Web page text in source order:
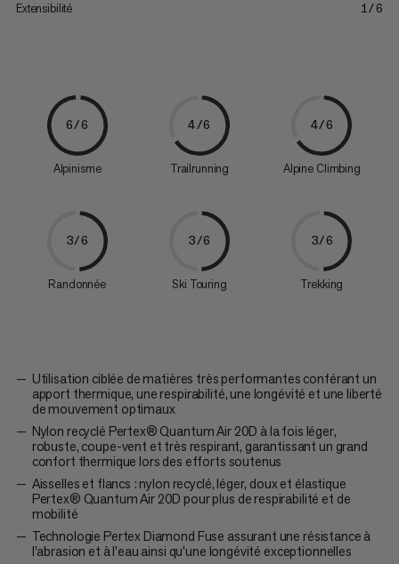
Extensibilité 1/6
6/6
Alpinisme
4/6
Trailrunning
4/6
Alpine Climbing
3/6
Randonnée
3/6
Ski Touring
3/6
Trekking
Utilisation ciblée de matières très performantes conférant un
apport thermique, une respirabilité, une longévité et une liberté
de mouvement optimaux
Nylon recyclé Pertex® Quantum Air 20D à la fois léger,
robuste, coupe-vent et très respirant, garantissant un grand
confort thermique lors des efforts soutenus
Aisselles et flancs : nylon recyclé, léger, doux et élastique
Pertex® Quantum Air 20D pour plus de respirabilité et de
mobilité
Technologie Pertex Diamond Fuse assurant une résistance à
l’abrasion et à l’eau ainsi qu’une longévité exceptionnelles